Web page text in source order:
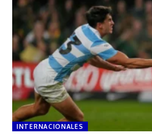
INTERNACIONALES